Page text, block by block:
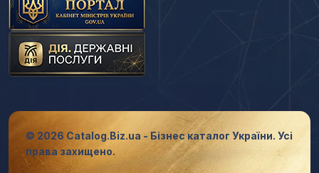
© 2026 Catalog.Biz.ua - Бізнес каталог України. Усі
права захищено.